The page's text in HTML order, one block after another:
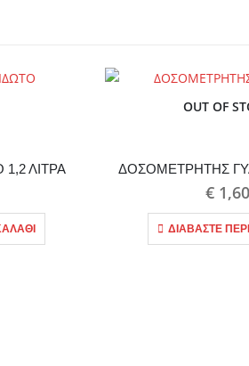
ΛΙΤΡΑ
OUT OF
ΔΟΣΟΜΕΤΡΗΤΗΣ
€1,60
ΔΙΑΒΆΣΤΕ